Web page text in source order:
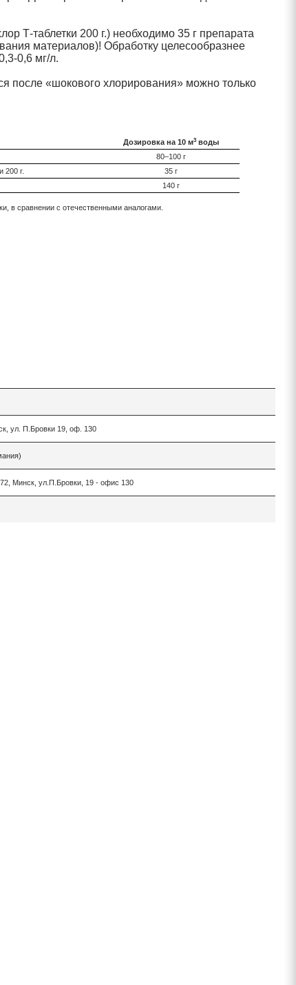
Т-таблетки 200 г.)необходимо 35 г препарата
материалов)! Обработку целесообразнее
0,6 мг/л.
после «шокового хлорирования» можно только
Дозировка на 10 м3 воды
80–100 г
200 г.
35 г
140 г
в сравнении с отечественными аналогами.
ул. П.Бровки 19, оф. 130
Минск, ул.П.Бровки, 19 - офис 130